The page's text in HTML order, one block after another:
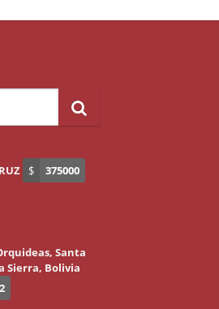
$ 375000
Santa
Sierra, Bolivia